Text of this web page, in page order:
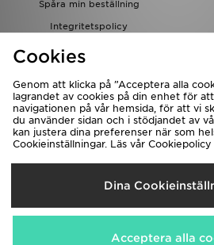
Spåra min beställning
Integritetspolicy
JD-bloggen
Levererar Till
Sverige
Vi accepterar följande
Cookies
Genom att klicka på ”Acceptera alla
lagrandet av cookies på din enhet för
navigationen på vår hemsida, för att vi
du använder sidan och i stödjandet av
kan justera dina preferenser när som
Cookieinställningar. Läs vår Cookiepolicy
Dina
Acceptera alla